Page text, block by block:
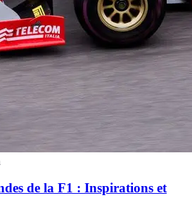
de la F1 : Inspirations et